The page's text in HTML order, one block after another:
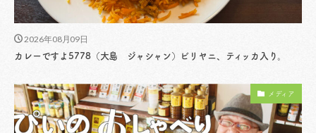
2026年08月09日
カレーですよ5778（大島 ジャシャン）ビリヤニ、ティッカ入り。
メディア